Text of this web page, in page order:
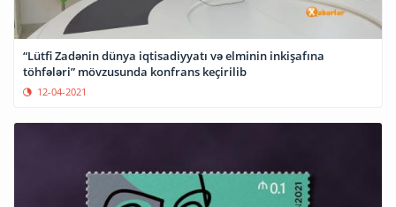
“Lütfi Zadənin dünya iqtisadiyyatı və elminin inkişafına
töhfələri” mövzusunda konfrans keçirilib
12-04-2021